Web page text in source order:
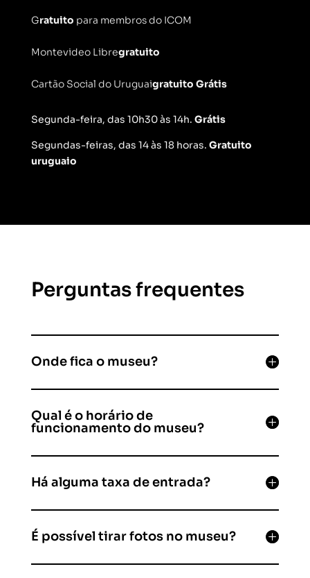
Gratuito para membros do ICOM
Montevideo Libregratuito
Cartão Social do Uruguaigratuito Grátis
Segunda-feira, das 10h30 às 14h. Grátis
Segundas-feiras, das 14 às 18 horas. Gratuito
uruguaio
Perguntas frequentes
Onde fica o museu?
Qual é o horário de
funcionamento do museu?
Há alguma taxa de entrada?
É possível tirar fotos no museu?